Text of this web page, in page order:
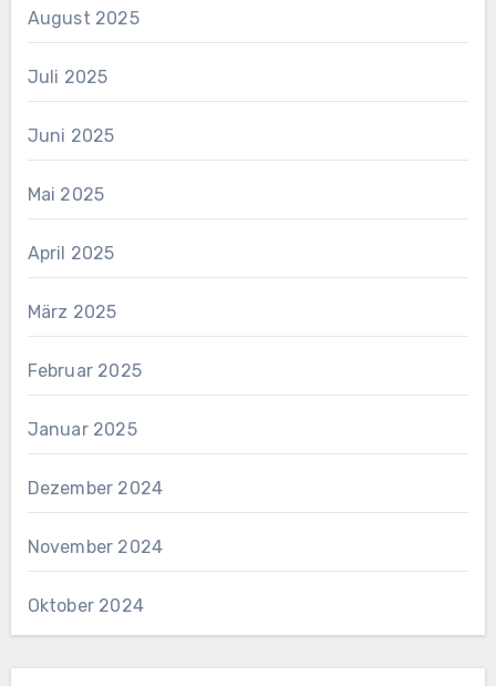
August 2025
Juli 2025
Juni 2025
Mai 2025
April 2025
März 2025
Februar 2025
Januar 2025
Dezember 2024
November 2024
Oktober 2024